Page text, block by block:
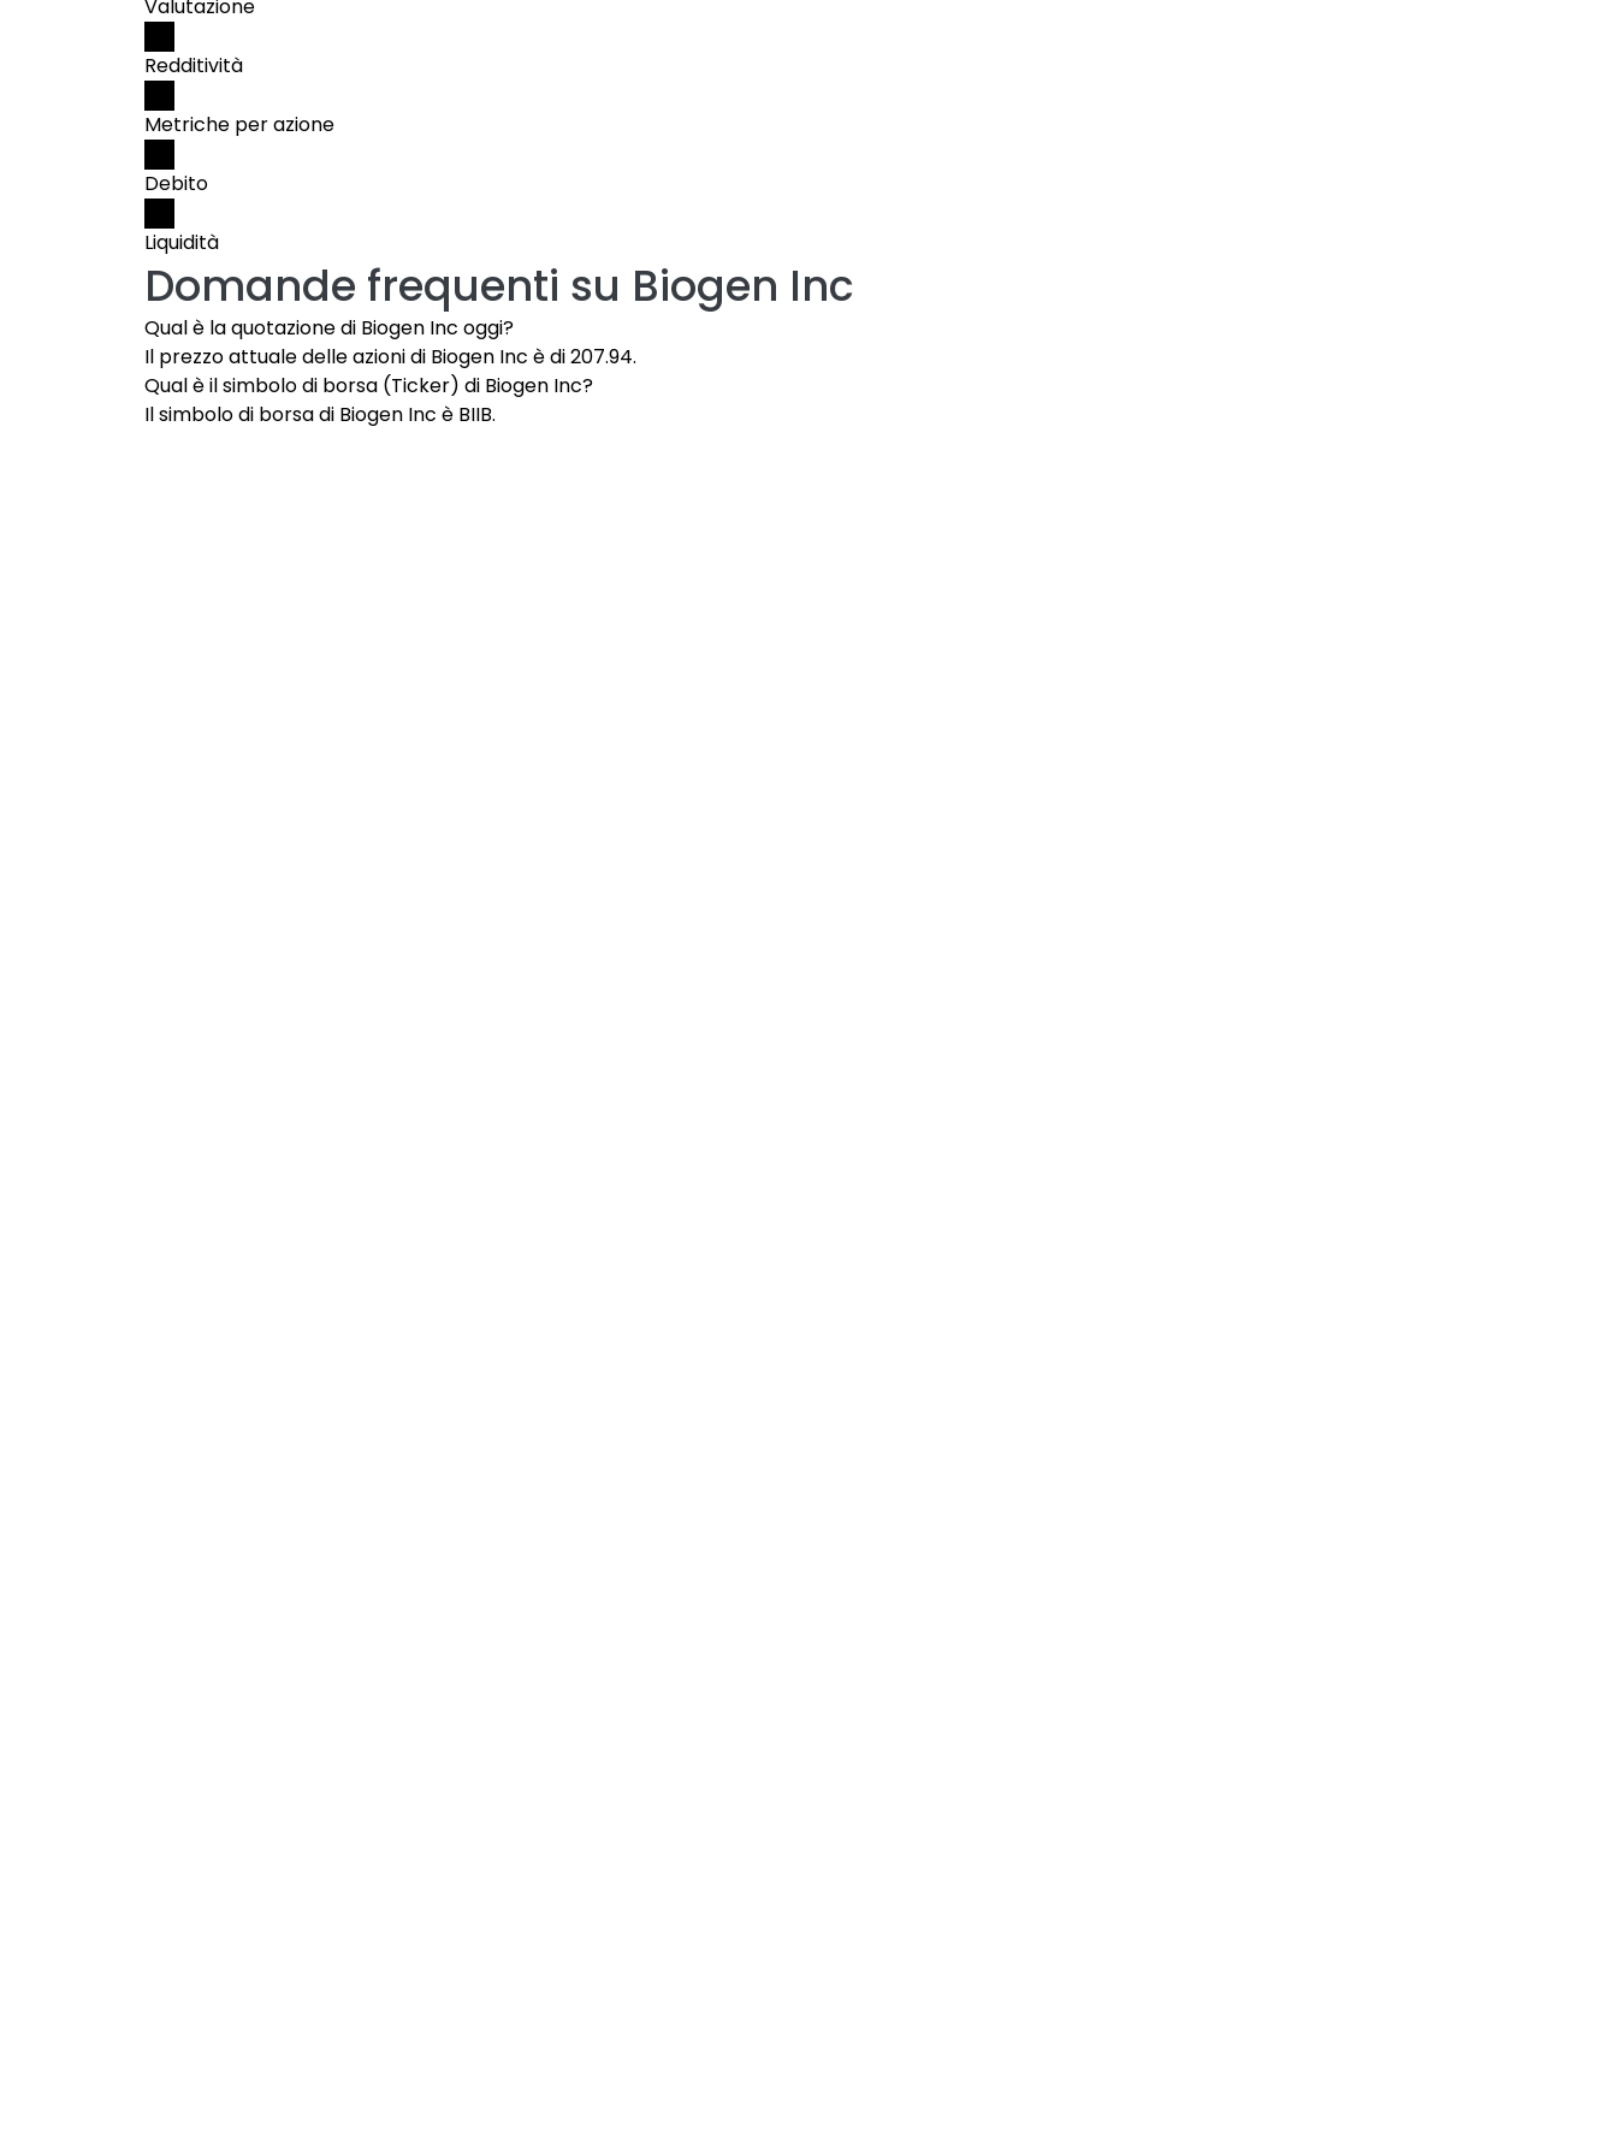
Valutazione
Redditività
Metriche per azione
Debito
Liquidità
Domande frequenti su Biogen Inc
Qual è la quotazione di Biogen Inc oggi?
Il prezzo attuale delle azioni di Biogen Inc è di 207.94.
Qual è il simbolo di borsa (Ticker) di Biogen Inc?
Il simbolo di borsa di Biogen Inc è BIIB.